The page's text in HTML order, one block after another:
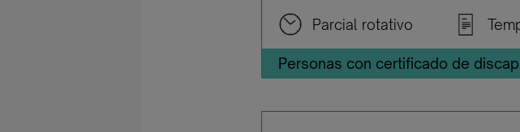
Parcial rotativo
Personas con certificado de